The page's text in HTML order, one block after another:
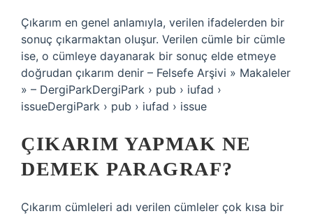
Çıkarım en genel anlamıyla, verilen ifadelerden bir
sonuç çıkarmaktan oluşur. Verilen cümle bir cümle
ise, o cümleye dayanarak bir sonuç elde etmeye
doğrudan çıkarım denir – Felsefe Arşivi » Makaleler
» – DergiParkDergiPark › pub › iufad ›
issueDergiPark › pub › iufad › issue
ÇIKARIM YAPMAK NE
DEMEK PARAGRAF?
Çıkarım cümleleri adı verilen cümleler çok kısa bir